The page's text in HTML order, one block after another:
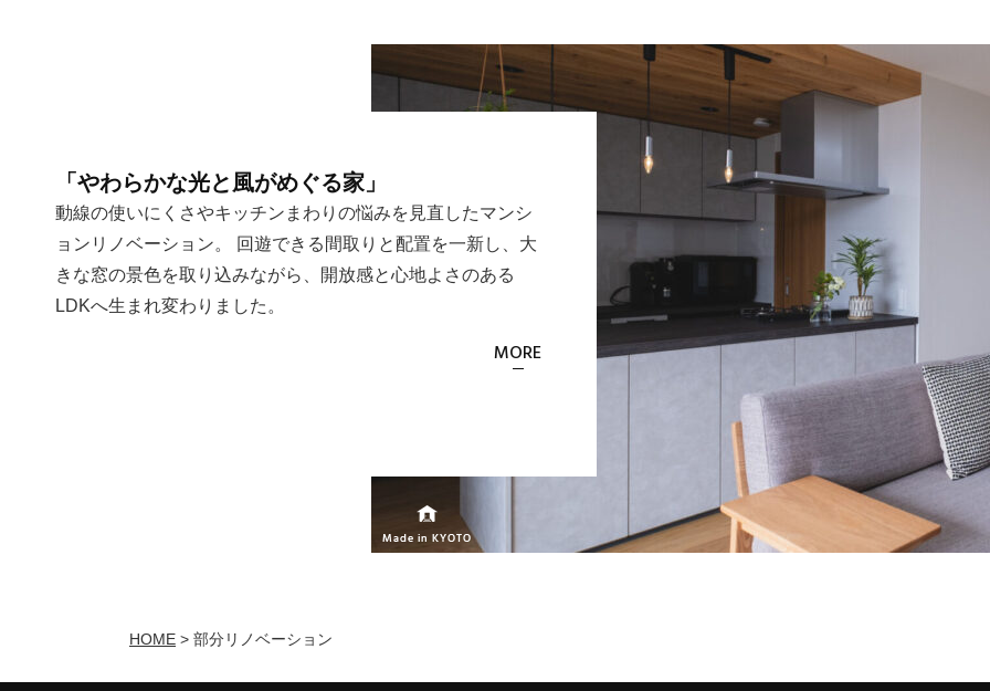
「やわらかな光と風がめぐる家」
動線の使いにくさやキッチンまわりの悩みを見直したマンシ
ョンリノベーション。 回遊できる間取りと配置を一新し、大
きな窓の景色を取り込みながら、開放感と心地よさのある
LDKへ生まれ変わりました。
MORE
HOME > 部分リノベーション